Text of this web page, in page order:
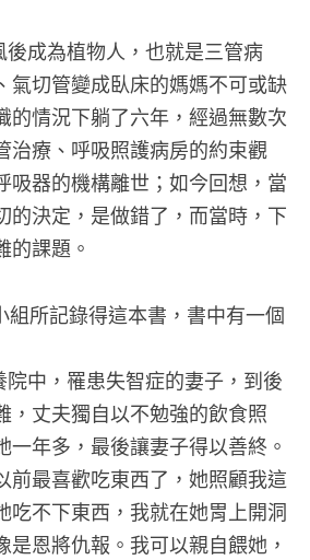
成為植物人，也就是三管病
氣切管變成臥床的媽媽不可或缺
的情況下躺了六年，經過無數次
治療、呼吸照護病房的約束觀
吸器的機構離世；如今回想，當
的決定，是做錯了，而當時，下
的課題。
所記錄得這本書，書中有一個
中，罹患失智症的妻子，到後
，丈夫獨自以不勉強的飲食照
一年多，最後讓妻子得以善終。
前最喜歡吃東西了，她照顧我這
吃不下東西，我就在她胃上開洞
是恩將仇報。我可以親自餵她，